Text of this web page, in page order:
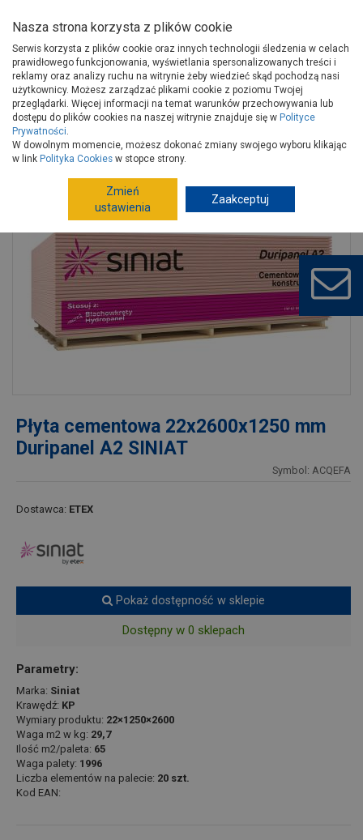
Strona główna Wykończenie Sucha zabudowa
Płyta cementowa
Płyta cementowa 22x2600x1250 mm Duripanel A2 SINIAT
Płyta cementowa 22x2600x1250 mm
Duripanel A2 SINIAT
Symbol: ACQEFA
Dostawca: ETEX
Pokaż dostępność w sklepie
Dostępny w 0 sklepach
Parametry:
Marka: Siniat
Krawędź: KP
Wymiary produktu: 22×1250×2600
Waga m2 w kg: 29,7
Ilość m2/paleta: 65
Waga palety: 1996
Liczba elementów na palecie: 20 szt.
Kod EAN:
Nasza strona korzysta z plików cookie
Serwis korzysta z plików cookie oraz innych technologii śledzenia w celach
prawidłowego funkcjonowania, wyświetlania spersonalizowanych treści i
reklamy oraz analizy ruchu na witrynie żeby wiedzieć skąd pochodzą nasi
użytkownicy. Możesz zarządzać plikami cookie z poziomu Twojej
przeglądarki. Więcej informacji na temat warunków przechowywania lub
dostępu do plików cookies na naszej witrynie znajduje się w Polityce
Prywatności.
W dowolnym momencie, możesz dokonać zmiany swojego wyboru klikając
w link Polityka Cookies w stopce strony.
Zmień
ustawienia
Zaakceptuj